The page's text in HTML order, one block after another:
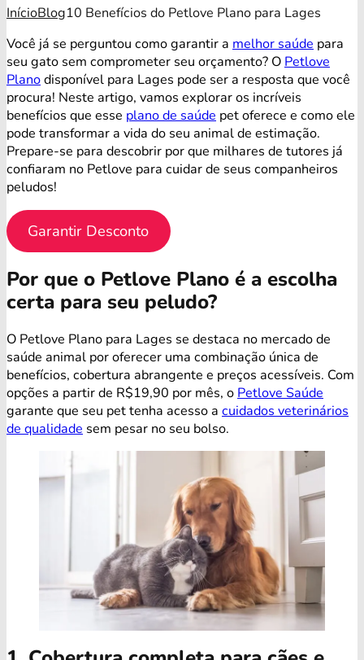
InícioBlog10 Benefícios do Petlove Plano para Lages
Você já se perguntou como garantir a melhor saúde para
seu gato sem comprometer seu orçamento? O Petlove
Planodisponível para Lages pode ser a resposta que você
procura! Neste artigo, vamos explorar os incríveis
benefícios que esse plano de saúde pet oferece e como ele
pode transformar a vida do seu animal de estimação.
Prepare-se para descobrir por que milhares de tutores já
confiaram no Petlove para cuidar de seus companheiros
peludos!
Garantir Desconto
Por que o Petlove Plano é a escolha
certa para seu peludo?
O Petlove Plano para Lages se destaca no mercado de
saúde animal por oferecer uma combinação única de
benefícios, cobertura abrangente e preços acessíveis. Com
opções a partir de R$19,90 por mês, o Petlove Saúde
garante que seu pet tenha acesso a cuidados veterinários
de qualidade sem pesar no seu bolso.